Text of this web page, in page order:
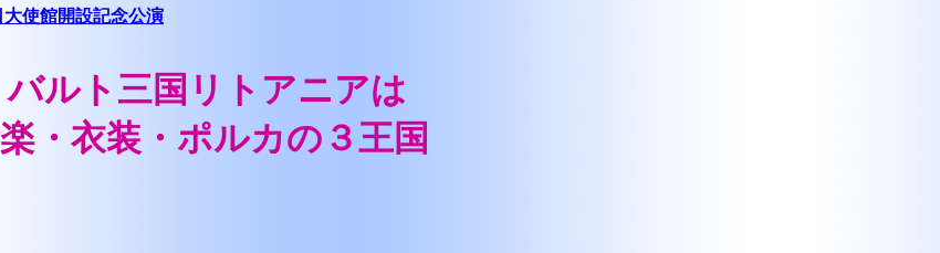
使館開設記念公演
バルト三国リトアニアは
・衣装・ポルカの３王国